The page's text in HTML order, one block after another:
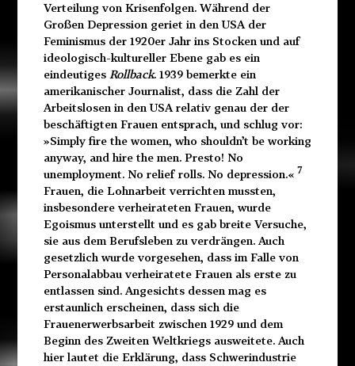
Verteilung von Krisenfolgen. Während der
Großen Depression geriet in den USA der
Feminismus der 1920er Jahr ins Stocken und auf
ideologisch-kultureller Ebene gab es ein
eindeutiges Rollback. 1939 bemerkte ein
amerikanischer Journalist, dass die Zahl der
Arbeitslosen in den USA relativ genau der der
beschäftigten Frauen entsprach, und schlug vor:
»Simply fire the women, who shouldn’t be working
anyway, and hire the men. Presto! No
unemployment. No relief rolls. No depression.« 7
Frauen, die Lohnarbeit verrichten mussten,
insbesondere verheirateten Frauen, wurde
Egoismus unterstellt und es gab breite Versuche,
sie aus dem Berufsleben zu verdrängen. Auch
gesetzlich wurde vorgesehen, dass im Falle von
Personalabbau verheiratete Frauen als erste zu
entlassen sind. Angesichts dessen mag es
erstaunlich erscheinen, dass sich die
Frauenerwerbsarbeit zwischen 1929 und dem
Beginn des Zweiten Weltkriegs ausweitete. Auch
hier lautet die Erklärung, dass Schwerindustrie